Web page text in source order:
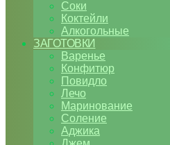
Соки
Коктейли
Алкогольные
ЗАГОТОВКИ
Варенье
Конфитюр
Повидло
Лечо
Маринование
Соление
Аджика